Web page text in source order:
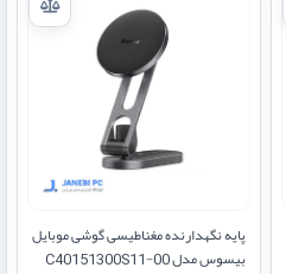
پایه نگهدارنده مغناطیسی گوشی موبایل
بیسوس مدل C40151300S11-00